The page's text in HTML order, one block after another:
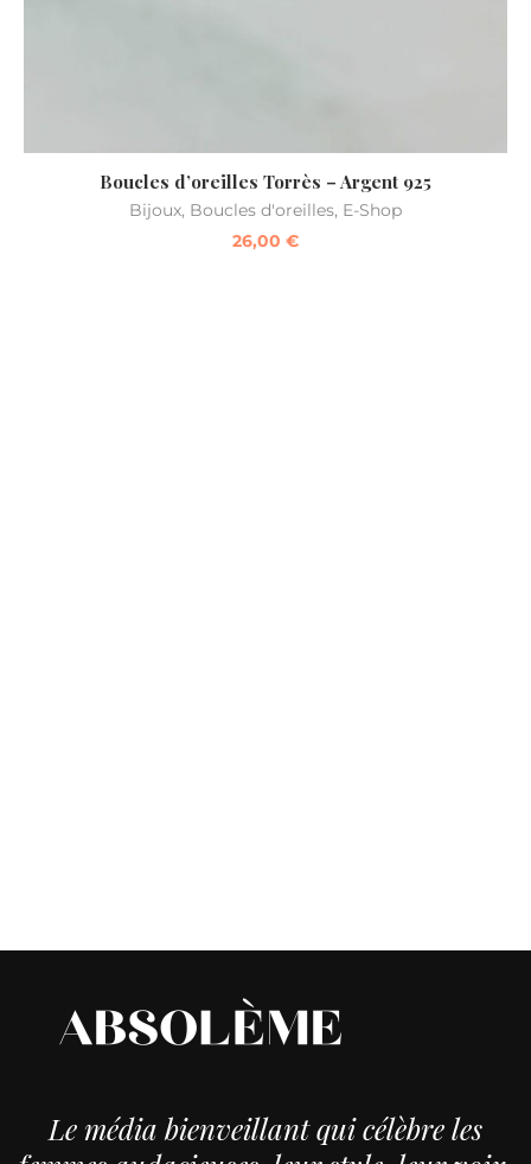
Boucles d’oreilles Torrès – Argent 925
Bijoux, Boucles d'oreilles, E-Shop
26,00 €
Le média bienveillant qui célèbre les